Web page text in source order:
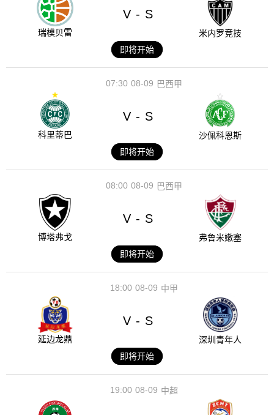
瑞模贝雷
V - S
米内罗竞技
即将开始
08-09
07:30 巴西甲
科里蒂巴
V - S
沙佩科恩斯
即将开始
08-09
08:00 巴西甲
博塔弗戈
V - S
弗鲁米嫩塞
即将开始
08-09
18:00 中甲
延边龙鼎
V - S
深圳青年人
即将开始
08-09
19:00 中超